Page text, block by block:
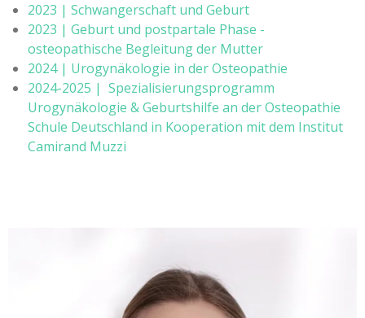
2023 | Schwangerschaft und Geburt
2023 | Geburt und postpartale Phase -
osteopathische Begleitung der Mutter
2024 | Urogynäkologie in der Osteopathie
2024-2025 | Spezialisierungsprogramm
Urogynäkologie & Geburtshilfe an der Osteopathie
Schule Deutschland in Kooperation mit dem Institut
Camirand Muzzi